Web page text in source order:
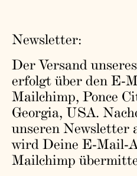
Newsletter:
Der Versand
erfolgt über den E-
Mailchimp, Ponce
Georgia, USA.
unseren Newsletter
wird Deine E-Mail-
Mailchimp